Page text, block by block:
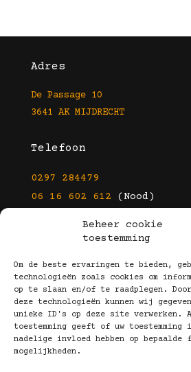
Beheer cookie
toestemming
Om de beste ervaringen te bieden,
technologieën zoals cookies om
op te slaan en/of te raadplegen.
deze technologieën kunnen wij
unieke ID's op deze site verwerken.
toestemming geeft of uw
nadelige invloed hebben op bepaalde
mogelijkheden.
Adres
De Passage 10
3641 AK MIJDRECHT
Telefoon
0297 284479
06 16 602 612 (Nood)
info@kootbrillen.nl
Volg Ons!